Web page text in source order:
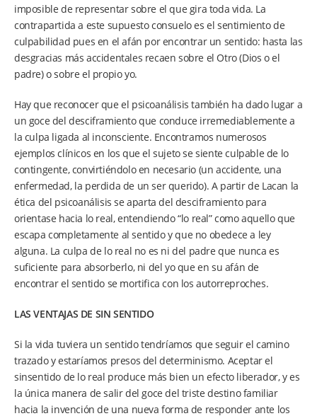
imposible de representar sobre el que gira toda vida. La
contrapartida a este supuesto consuelo es el sentimiento de
culpabilidad pues en el afán por encontrar un sentido: hasta las
desgracias más accidentales recaen sobre el Otro (Dios o el
padre) o sobre el propio yo.
Hay que reconocer que el psicoanálisis también ha dado lugar a
un goce del desciframiento que conduce irremediablemente a
la culpa ligada al inconsciente. Encontramos numerosos
ejemplos clínicos en los que el sujeto se siente culpable de lo
contingente, convirtiéndolo en necesario (un accidente, una
enfermedad, la perdida de un ser querido). A partir de Lacan la
ética del psicoanálisis se aparta del desciframiento para
orientase hacia lo real, entendiendo “lo real” como aquello que
escapa completamente al sentido y que no obedece a ley
alguna. La culpa de lo real no es ni del padre que nunca es
suficiente para absorberlo, ni del yo que en su afán de
encontrar el sentido se mortifica con los autorreproches.
LAS VENTAJAS DE SIN SENTIDO
Si la vida tuviera un sentido tendríamos que seguir el camino
trazado y estaríamos presos del determinismo. Aceptar el
sinsentido de lo real produce más bien un efecto liberador, y es
la única manera de salir del goce del triste destino familiar
hacia la invención de una nueva forma de responder ante los